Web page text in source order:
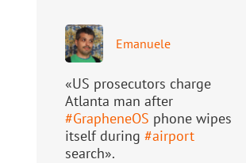
Emanuele
«US prosecutors charge
Atlanta man after
#GrapheneOS phone wipes
itself during #airport
search».